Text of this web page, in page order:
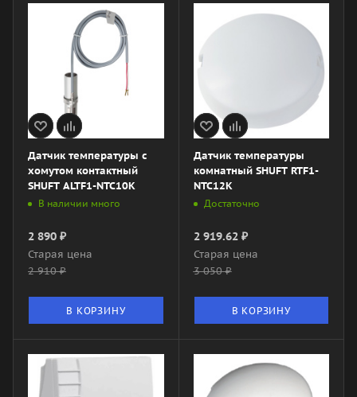
Датчик температуры с
хомутом контактный
SHUFT ALTF1-NTC10K
В наличии много
2 890 ₽
Старая цена
2 910₽
В КОРЗИНУ
Датчик температуры
комнатный SHUFT RTF1-
NTC12K
Достаточно
2 919.62₽
Старая цена
3 050₽
В КОРЗИНУ